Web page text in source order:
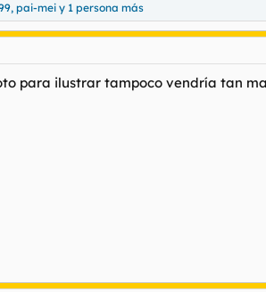
, pai-mei y 1 persona más
para ilustrar tampoco vendría tan